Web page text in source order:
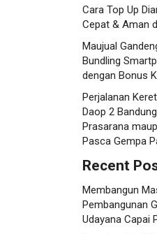
Cara Top Up
Cepat & Aman
Maujual
Bundling
dengan Bonus
Perjalanan
Daop 2
Prasarana
Pasca Gempa
Recent
Membangun
Pembangunan
Udayana Capai